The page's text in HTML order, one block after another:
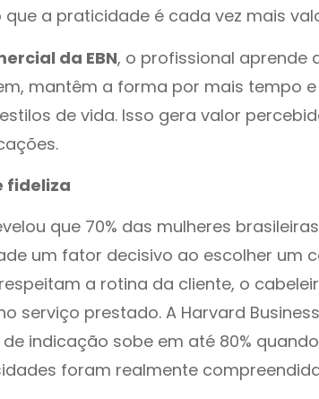
a praticidade é cada vez mais
da EBN, o profissional aprende
mantêm a forma por mais tempo
de vida. Isso gera valor
fideliza
que 70% das mulheres brasileiras
um fator decisivo ao escolher um
a rotina da cliente, o
serviço prestado. A Harvard
indicação sobe em até 80%
foram realmente